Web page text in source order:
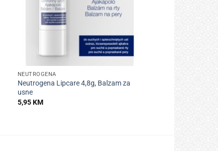
NEUTROGENA
Neutrogena Lipcare 4,8g, Balzam za
usne
5,95KM